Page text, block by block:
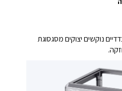
נוקשים יצוקיםמסגסוגת